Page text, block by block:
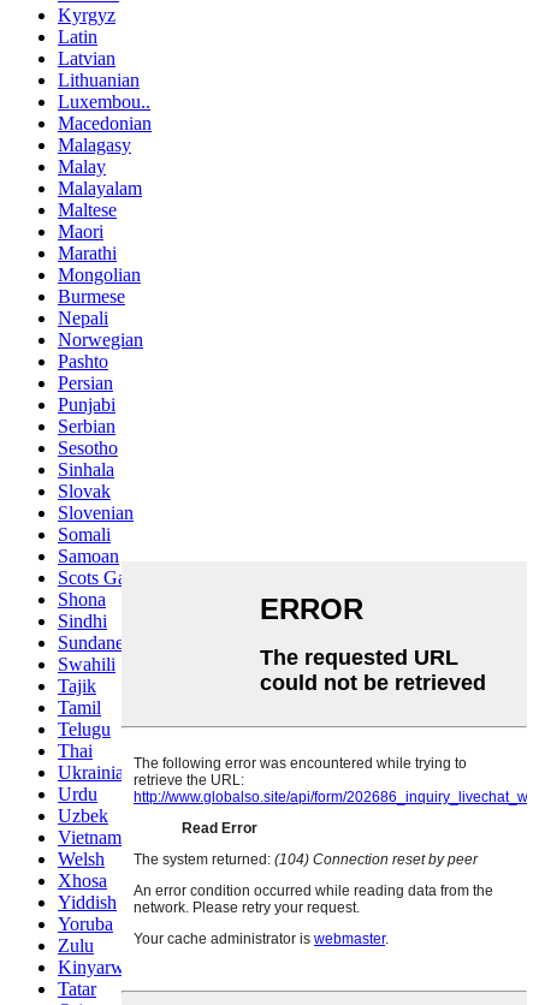
Kyrgyz
Latin
Latvian
Lithuanian
Luxembou..
Macedonian
Malagasy
Malay
Malayalam
Maltese
Maori
Marathi
Mongolian
Burmese
Nepali
Norwegian
Pashto
Persian
Punjabi
Serbian
Sesotho
Sinhala
Slovak
Slovenian
Somali
Samoan
Scots Gaelic
Shona
Sindhi
Sundanese
Swahili
Tajik
Tamil
Telugu
Thai
Ukrainian
Urdu
Uzbek
Vietnamese
Welsh
Xhosa
Yiddish
Yoruba
Zulu
Kinyarwanda
Tatar